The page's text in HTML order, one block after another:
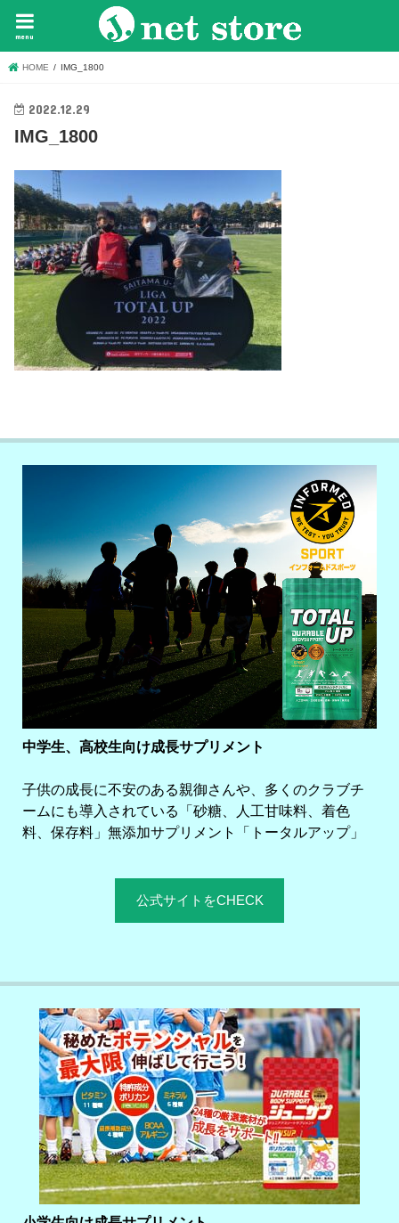
menu
HOME IMG_1800
2022.12.29
IMG_1800
中学生、高校生向け成長サプリメント
子供の成長に不安のある親御さんや、多くのクラブチ
ームにも導入されている「砂糖、人工甘味料、着色
料、保存料」無添加サプリメント「トータルアップ」
公式サイトをCHECK